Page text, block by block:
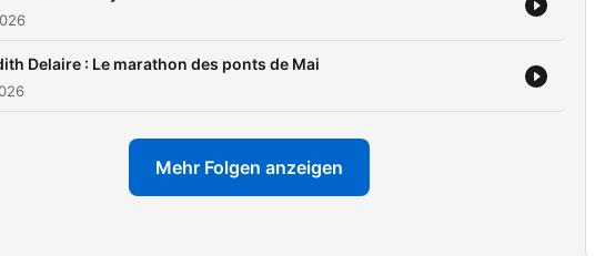
Delaire : Le marathon des ponts de Mai
Mehr Folgen anzeigen